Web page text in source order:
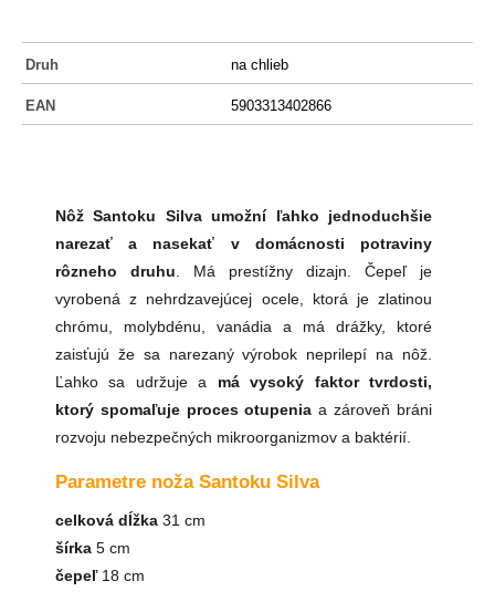
Druh na chlieb
EAN 5903313402866
Nôž Santoku Silva umožní ľahko jednoduchšie
narezať a nasekať v domácnosti potraviny
rôzneho druhu . Má prestížny dizajn. Čepeľ je
vyrobená z nehrdzavejúcej ocele, ktorá je zlatinou
chrómu, molybdénu, vanádia a má drážky, ktoré
zaisťujú že sa narezaný výrobok neprilepí na nôž.
Ľahko sa udržuje a má vysoký faktor tvrdosti,
ktorý spomaľuje proces otupenia a zároveň bráni
rozvoju nebezpečných mikroorganizmov a baktérií.
Parametre noža Santoku Silva
celková dĺžka 31 cm
šírka 5 cm
čepeľ18 cm